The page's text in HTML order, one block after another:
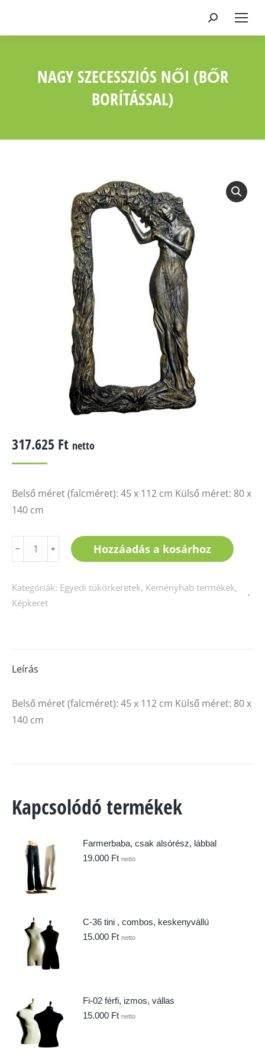
Keresés:
NAGY SZECESSZIÓS NŐI (BŐR
BORÍTÁSSAL)
317.625 Ft netto
Belső méret (falcméret): 45 x 112 cm Külső méret: 80 x
140 cm
szecessziós
(bőr
borítással)
﹣ ﹢ Hozzáadás a kosárhoz
Kategóriák: Egyedi tükörkeretek, Keményhab termékek,
Képkeret
Leírás
Belső méret (falcméret): 45 x 112 cm Külső méret: 80 x
140 cm
Kapcsolódó termékek
Farmerbaba, csak alsórész, lábbal
19.000 Ft netto
C-36 tini , combos, keskenyvállú
15.000 Ft netto
Fi-02 férfi, izmos, vállas
15.000 Ft netto